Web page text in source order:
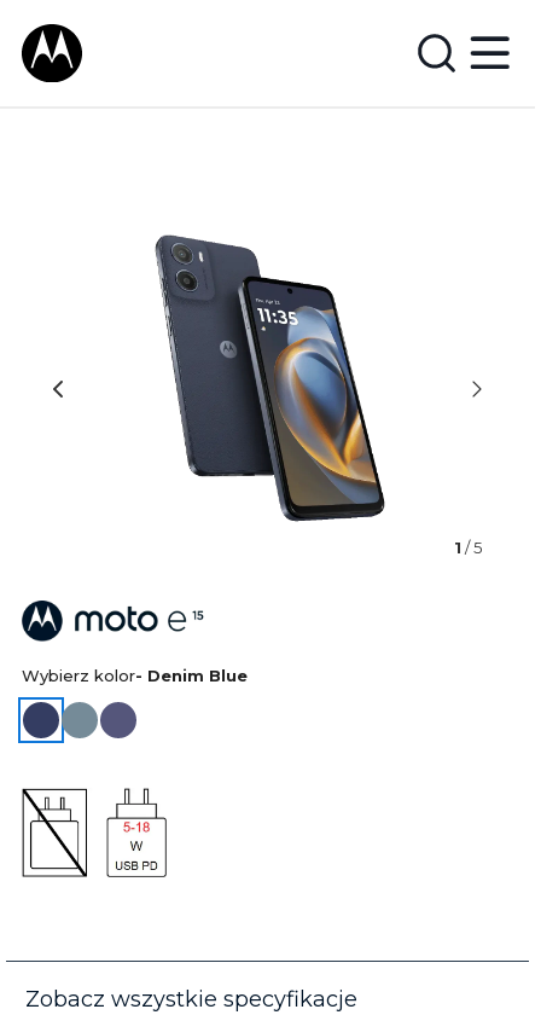
1 / 5
Wybierz kolor- Denim Blue
Zobacz wszystkie specyfikacje